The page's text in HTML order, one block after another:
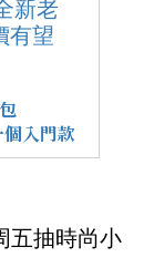
入門款
五抽時尚小